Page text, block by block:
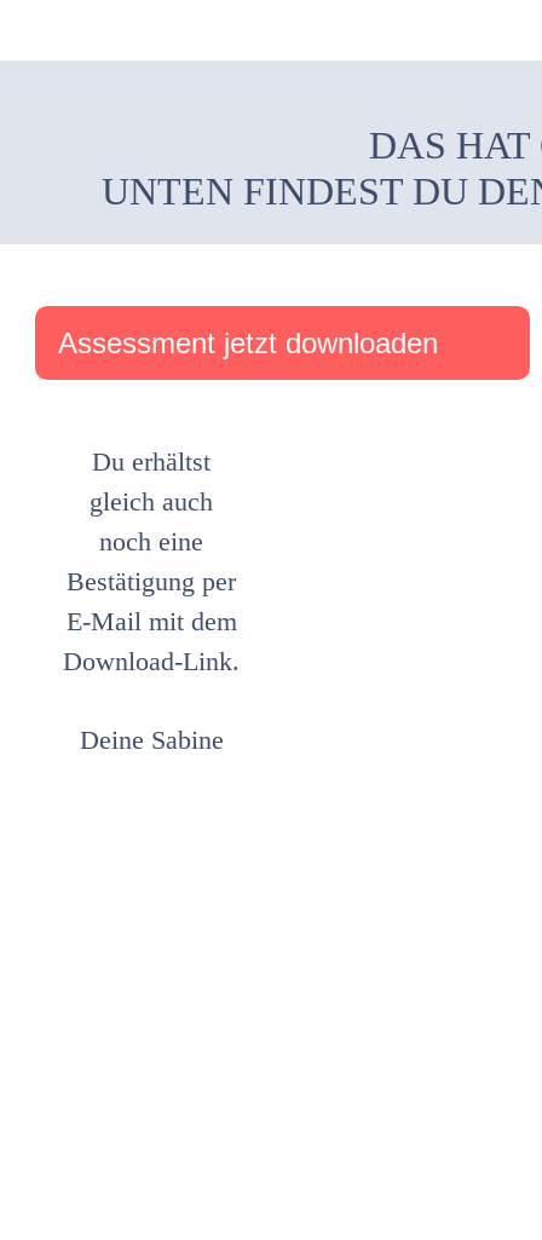
DAS
UNTEN FINDEST DU
Assessment jetzt downloaden
Du erhältst
gleich auch
noch eine
Bestätigung per
E-Mail mit dem
Download-Link.
Deine Sabine